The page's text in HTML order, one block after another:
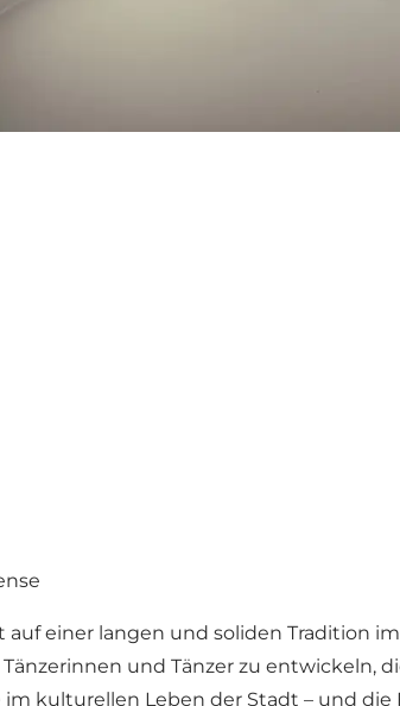
auf einer langen und soliden Tradition
und Tänzer zu
kulturellen Leben der Stadt – und